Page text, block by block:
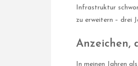
Infrastruktur
zu erweitern – drei
Anzeichen,
In meinen Jahren